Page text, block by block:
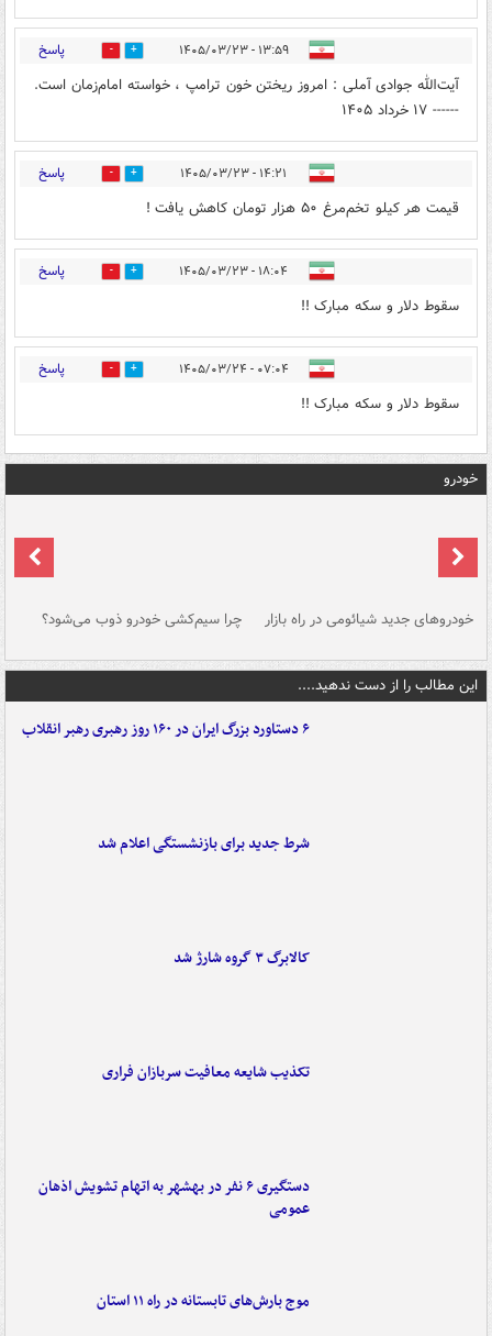
۱۳:۵۹ - ۱۴۰۵/۰۳/۲۳ 2 پاسخ
آیت‌الله جوادی آملی : امروز ریختن خون ترامپ ، خواسته امام‌زمان است.
------ ۱۷ خرداد ۱۴۰۵
۱۴:۲۱ - ۱۴۰۵/۰۳/۲۳ 1 پاسخ
قیمت هر کیلو تخم‌مرغ ۵۰ هزار تومان کاهش یافت !
۱۸:۰۴ - ۱۴۰۵/۰۳/۲۳ 0 پاسخ
سقوط دلار و سکه مبارک !!
۰۷:۰۴ - ۱۴۰۵/۰۳/۲۴ 1 پاسخ
سقوط دلار و سکه مبارک !!
خودرو
خودروهای جدید شیائومی در راه بازار چرا سیم‌کشی خودرو ذوب می‌شود؟
این مطالب را از دست ندهید....
۶ دستاورد بزرگ ایران در ۱۶۰ روز رهبری رهبر انقلاب
شرط جدید برای بازنشستگی اعلام شد
کالابرگ ۳ گروه شارژ شد
تکذیب شایعه معافیت سربازان فراری
دستگیری ۶ نفر در بهشهر به اتهام تشویش اذهان
عمومی
موج بارش‌های تابستانه در راه ۱۱ استان